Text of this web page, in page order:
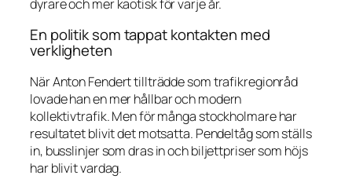
dyrare och mer kaotisk för varje år.
En politik som tappat kontakten med
verkligheten
När Anton Fendert tillträdde som trafikregionråd
lovade han en mer hållbar och modern
kollektivtrafik. Men för många stockholmare har
resultatet blivit det motsatta. Pendeltåg som ställs
in, busslinjer som dras in och biljettpriser som höjs
har blivit vardag.